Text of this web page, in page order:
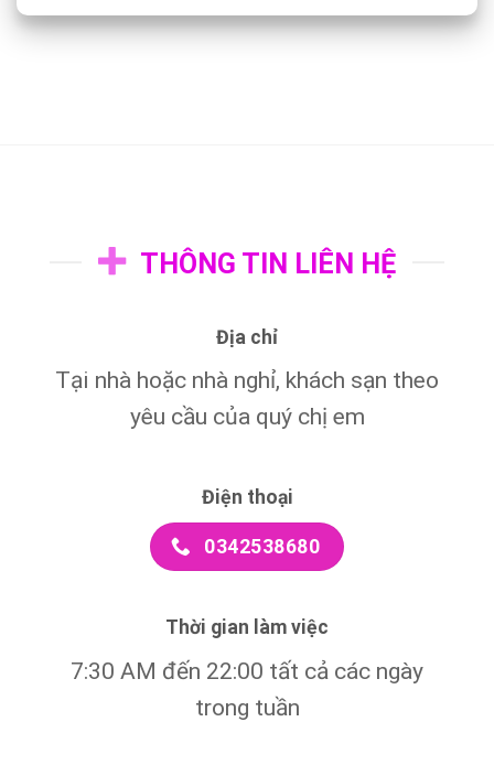
THÔNG TIN LIÊN HỆ
Địa chỉ
Tại nhà hoặc nhà nghỉ, khách sạn theo
yêu cầu của quý chị em
Điện thoại
0342538680
Thời gian làm việc
7:30 AM đến 22:00 tất cả các ngày
trong tuần